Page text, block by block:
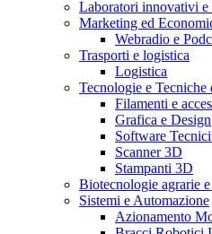
Laboratori innovativi e
Marketing ed
Webradio e
Trasporti e logistica
Logistica
Tecnologie e Tecniche
Filamenti e
Grafica e Design
Software
Scanner 3D
Stampanti 3D
Biotecnologie agrarie
Sistemi e Automazione
Azionamento